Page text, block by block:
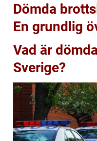
Dömda
En grundlig
Vad är
Sverige?